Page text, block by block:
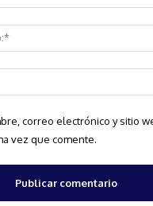
correo electrónico y sitio
vez que comente.